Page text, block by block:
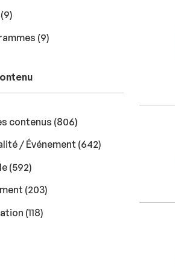
résultats
)
(9résultats
)
contenus (806résultats
)
/ Événement (642résultats
)
(592résultats
)
(203résultats
)
(118résultats
)